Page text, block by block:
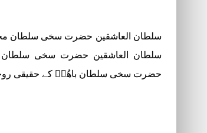
سلطان العاشقین حضرت سخی سلطان
سلطان العاشقین حضرت سخی سلطان
حضرت سخی سلطان باھُوؒ کے حقیقی